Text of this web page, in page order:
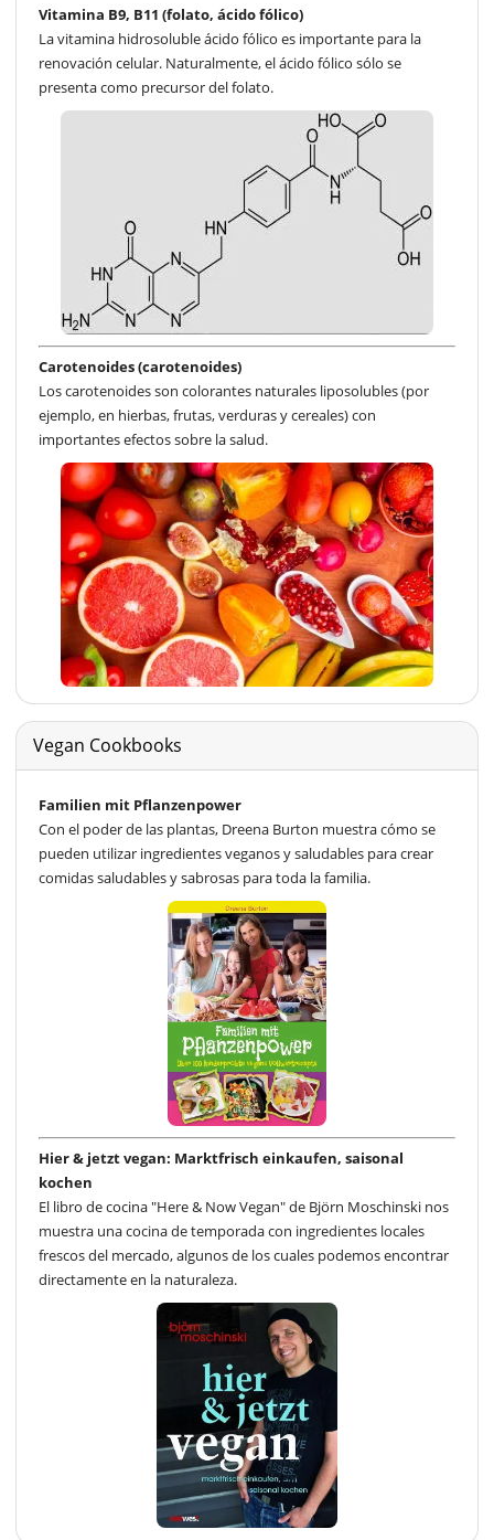
Vitamina B9, B11 (folato, ácido fólico)
La vitamina hidrosoluble ácido fólico es importante para la
renovación celular. Naturalmente, el ácido fólico sólo se
presenta como precursor del folato.
Carotenoides (carotenoides)
Los carotenoides son colorantes naturales liposolubles (por
ejemplo, en hierbas, frutas, verduras y cereales) con
importantes efectos sobre la salud.
Vegan Cookbooks
Familien mit Pflanzenpower
Con el poder de las plantas, Dreena Burton muestra cómo se
pueden utilizar ingredientes veganos y saludables para crear
comidas saludables y sabrosas para toda la familia.
Hier & jetzt vegan: Marktfrisch einkaufen, saisonal
kochen
El libro de cocina "Here & Now Vegan" de Björn Moschinski nos
muestra una cocina de temporada con ingredientes locales
frescos del mercado, algunos de los cuales podemos encontrar
directamente en la naturaleza.